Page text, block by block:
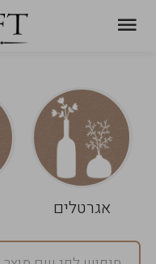
אגרטלים
עגלת
שלך
ניקוי
הסל